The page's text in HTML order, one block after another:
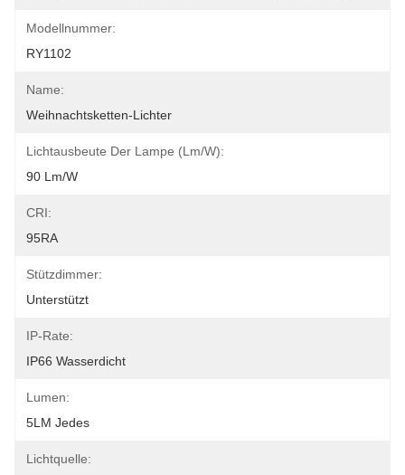
Modellnummer:
RY1102
Name:
Weihnachtsketten-Lichter
Lichtausbeute Der Lampe (lm/w):
90 Lm/w
CRI:
95RA
Stützdimmer:
Unterstützt
IP-Rate:
IP66 Wasserdicht
Lumen:
5LM Jedes
Lichtquelle: